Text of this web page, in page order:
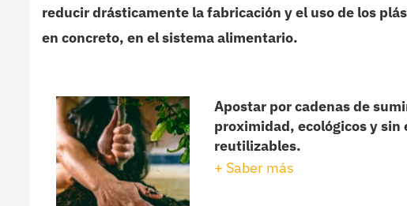
reducir drásticamente la fabricación y el uso de los
en concreto, en el sistema alimentario.
Apostar por cadenas de
proximidad, ecológicos y sin
reutilizables.
+ Saber más